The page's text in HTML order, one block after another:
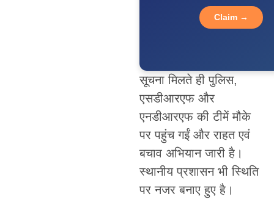
Claim →
सूचना मिलते ही पुलिस,
एसडीआरएफ और
एनडीआरएफ की टीमें मौके
पर पहुंच गईं और राहत एवं
बचाव अभियान जारी है।
स्थानीय प्रशासन भी स्थिति
पर नजर बनाए हुए है।